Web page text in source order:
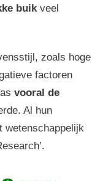
buikveel
zoals hoge
factoren
vooral de
Al hun
wetenschappelijk